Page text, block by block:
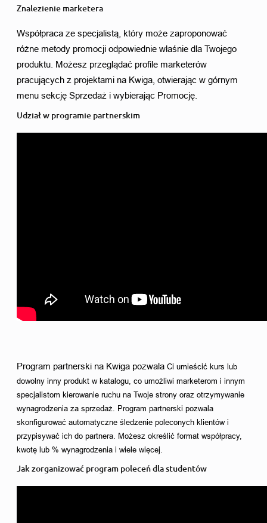
Znalezienie marketera
Współpraca ze specjalistą, który może zaproponować
różne metody promocji odpowiednie właśnie dla Twojego
produktu. Możesz przeglądać profile marketerów
pracujących z projektami na Kwiga, otwierając w górnym
menu sekcję Sprzedaż i wybierając Promocję.
Udział w programie partnerskim
Program partnerski na Kwiga pozwala Ci umieścić kurs lub
dowolny inny produkt w katalogu, co umożliwi marketerom i innym
specjalistom kierowanie ruchu na Twoje strony oraz otrzymywanie
wynagrodzenia za sprzedaż. Program partnerski pozwala
skonfigurować automatyczne śledzenie poleconych klientów i
przypisywać ich do partnera. Możesz określić format współpracy,
kwotę lub % wynagrodzenia i wiele więcej.
Jak zorganizować program poleceń dla studentów